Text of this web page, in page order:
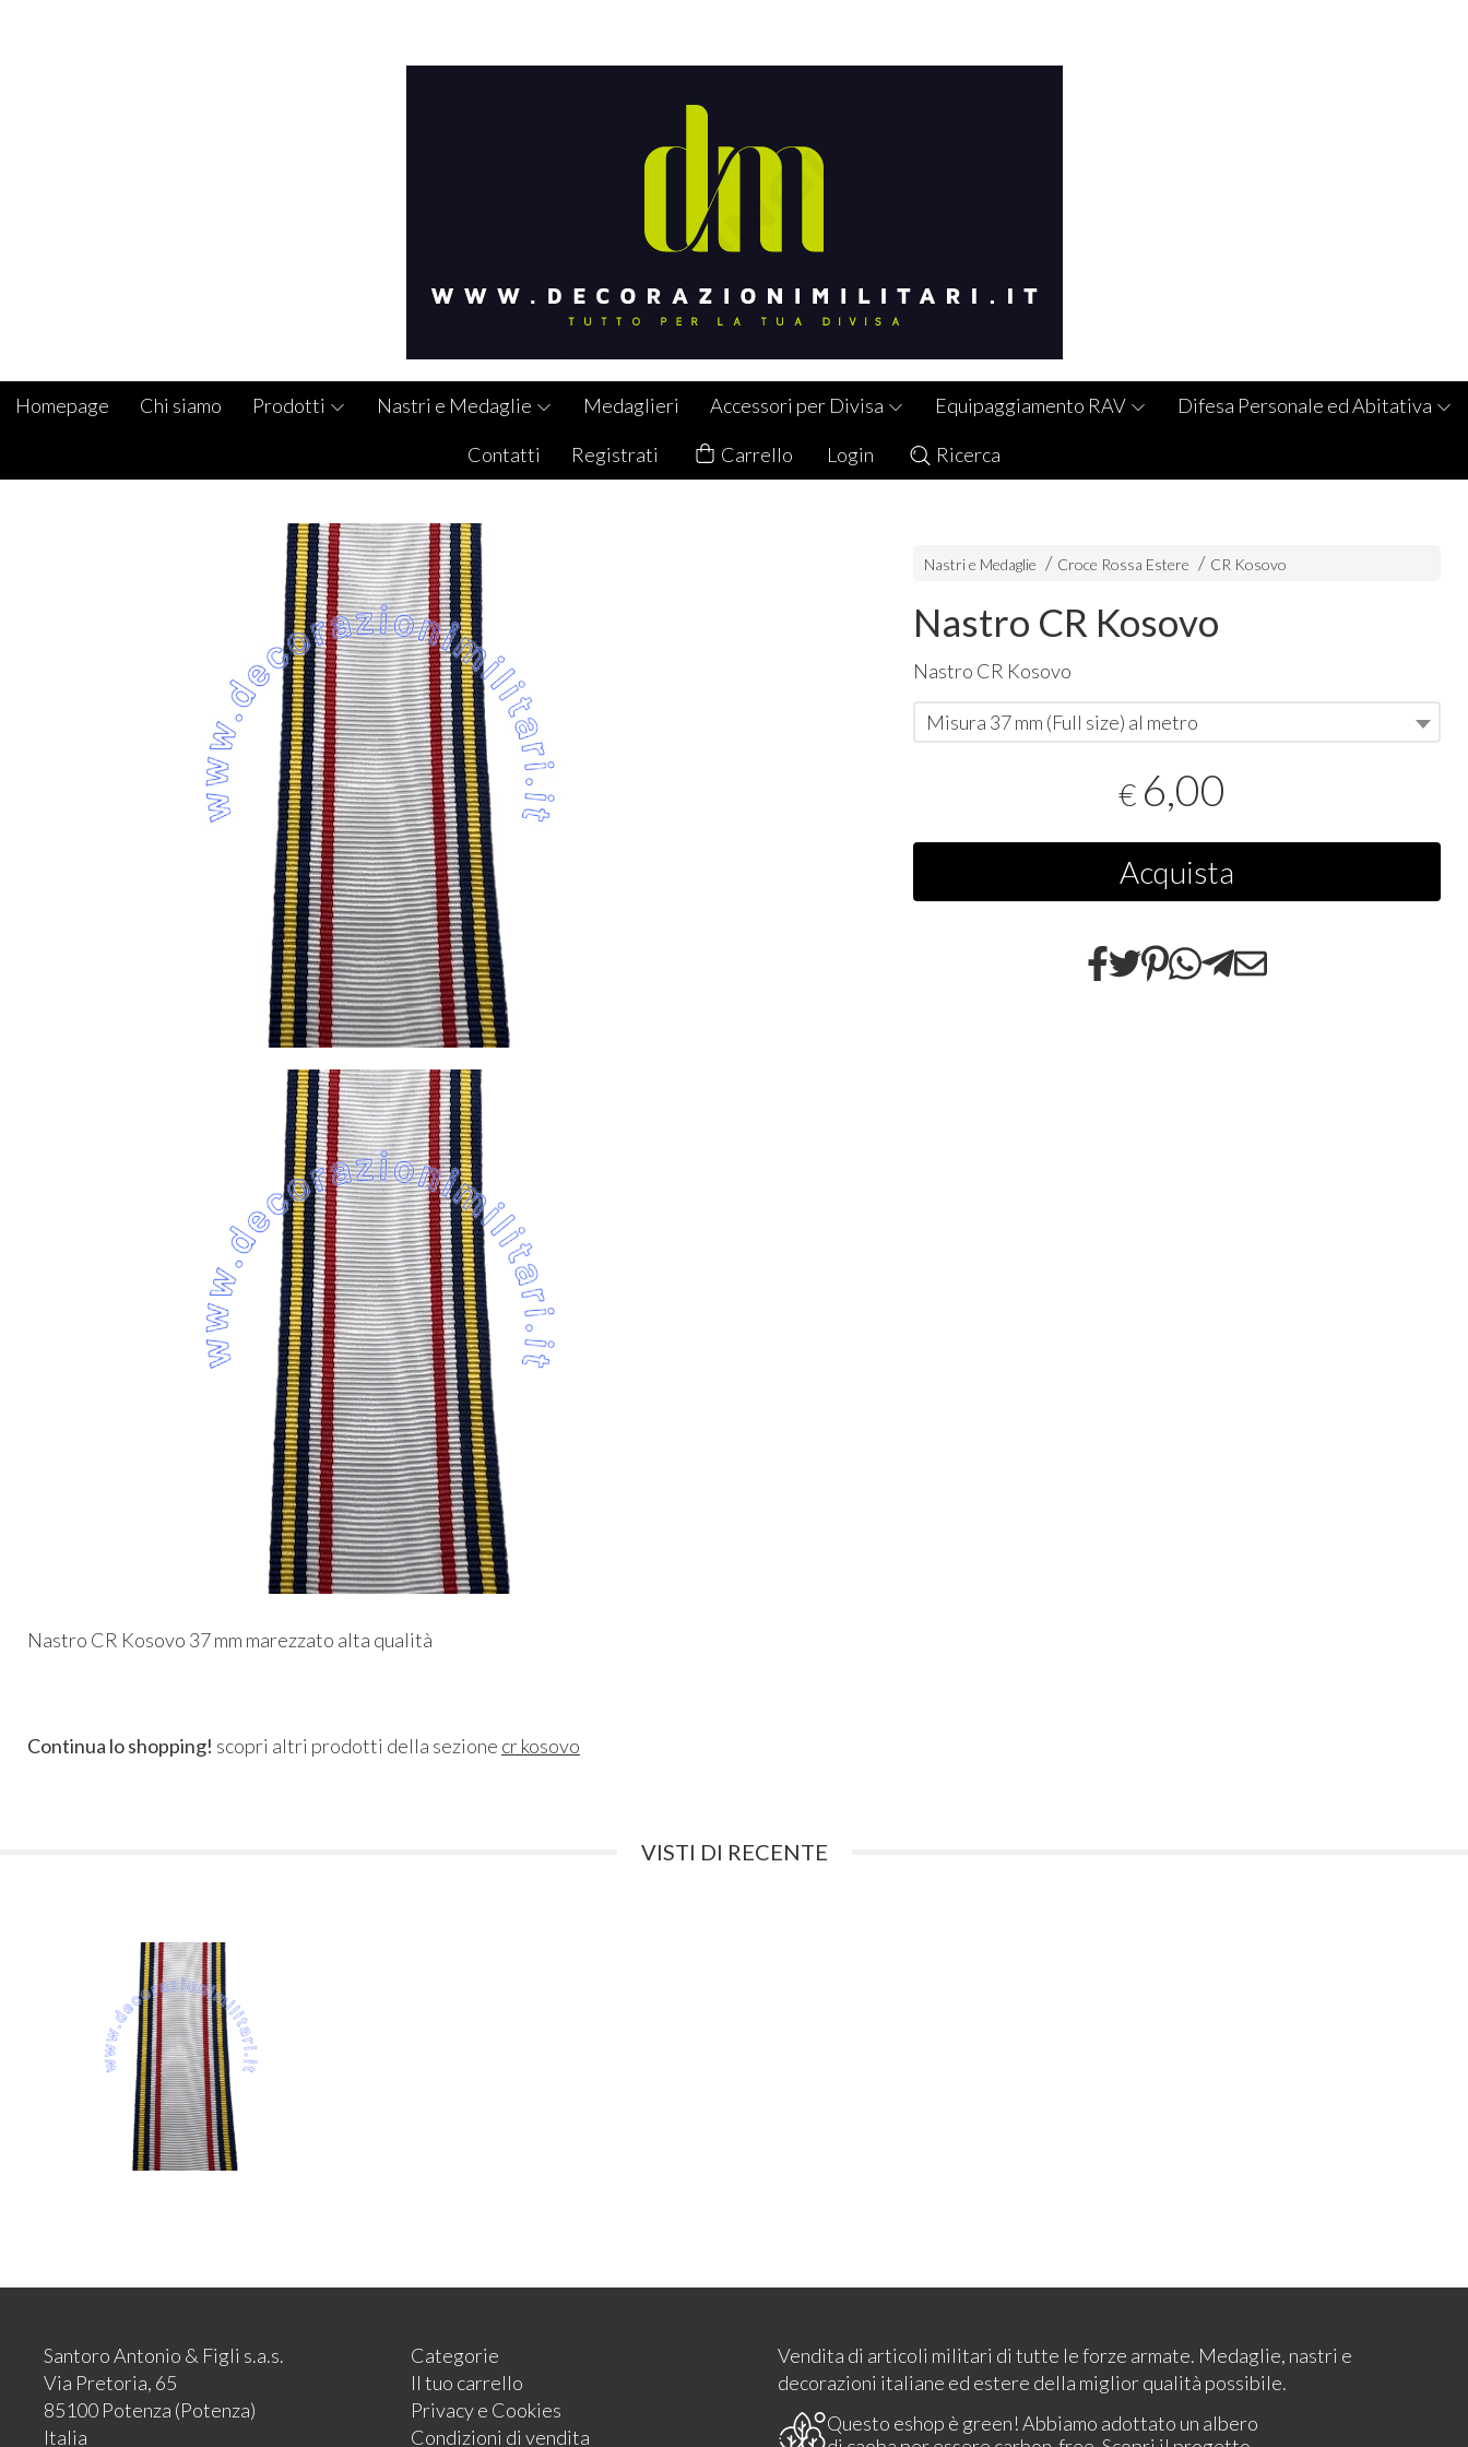
Homepage Chi siamo Prodotti Nastri e Medaglie Medaglieri Accessori per Divisa Equipaggiamento RAV Difesa Personale ed Abitativa
Contatti Registrati Carrello Login Ricerca
Nastro CR Kosovo 37 mm marezzato alta qualità
Nastri e Medaglie Croce Rossa Estere CR Kosovo
Nastro CR Kosovo
Nastro CR Kosovo
Misura 37 mm (Full size) al metro
€ 6,00
Acquista
Continua lo shopping! scopri altri prodotti della sezione cr kosovo
VISTI DI RECENTE
Santoro Antonio & Figli s.a.s.
Via Pretoria, 65
85100 Potenza (Potenza)
Italia
Categorie
Il tuo carrello
Privacy e Cookies
Condizioni di vendita
Vendita di articoli militari di tutte le forze armate. Medaglie, nastri e
decorazioni italiane ed estere della miglior qualità possibile.
Questo eshop è green! Abbiamo adottato un albero